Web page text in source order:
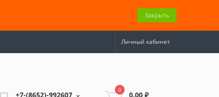
Закрыть
Личный кабинет
+7-(8652)-992607
0
0.00 ₽